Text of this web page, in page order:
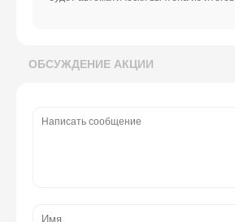
ОБСУЖДЕНИЕ АКЦИИ